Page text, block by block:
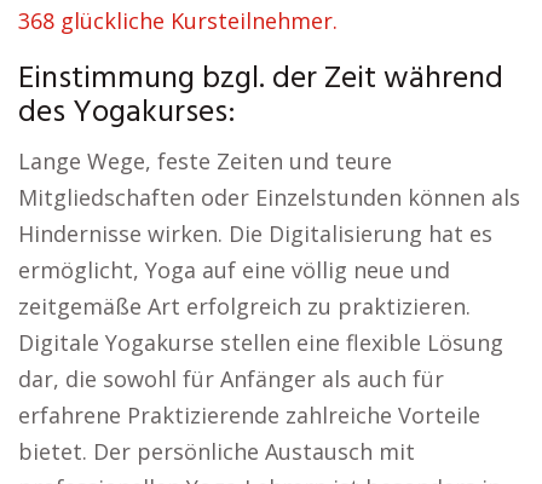
368 glückliche Kursteilnehmer.
Einstimmung bzgl. der Zeit während
des Yogakurses:
Lange Wege, feste Zeiten und teure
Mitgliedschaften oder Einzelstunden können als
Hindernisse wirken. Die Digitalisierung hat es
ermöglicht, Yoga auf eine völlig neue und
zeitgemäße Art erfolgreich zu praktizieren.
Digitale Yogakurse stellen eine flexible Lösung
dar, die sowohl für Anfänger als auch für
erfahrene Praktizierende zahlreiche Vorteile
bietet. Der persönliche Austausch mit